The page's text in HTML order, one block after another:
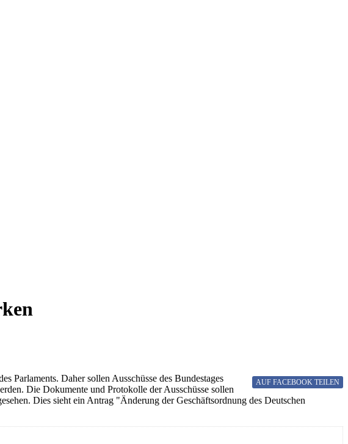
AUF FACEBOOK TEILEN
Parlaments. Daher sollen Ausschüsse des Bundestages
Die Dokumente und Protokolle der Ausschüsse sollen
Dies sieht ein Antrag "Änderung der Geschäftsordnung des Deutschen